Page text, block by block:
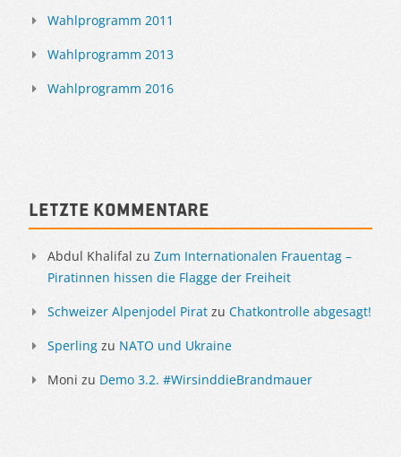
Wahlprogramm 2011
Wahlprogramm 2013
Wahlprogramm 2016
Letzte Kommentare
Abdul Khalifal zu Zum Internationalen Frauentag –
Piratinnen hissen die Flagge der Freiheit
Schweizer Alpenjodel Pirat zu Chatkontrolle abgesagt!
Sperling zu NATO und Ukraine
Moni zu Demo 3.2. #WirsinddieBrandmauer